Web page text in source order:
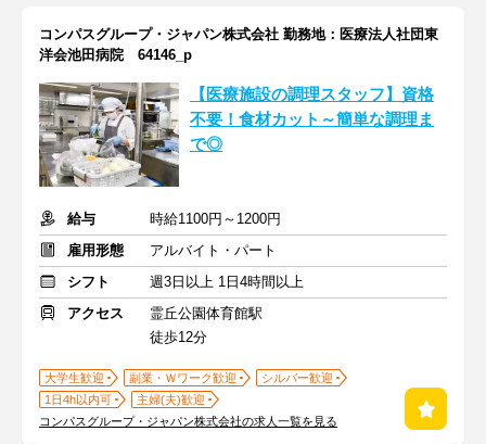
コンパスグループ・ジャパン株式会社 勤務地：医療法人社団東
洋会池田病院 64146_p
【医療施設の調理スタッフ】資格
不要！食材カット～簡単な調理ま
で◎
給与
時給1100円～1200円
雇用形態
アルバイト・パート
シフト
週3日以上 1日4時間以上
アクセス
霊丘公園体育館駅
徒歩12分
大学生歓迎 副業・Ｗワーク歓迎
シルバー歓迎
1日4h以内可
主婦(夫)歓迎
コンパスグループ・ジャパン株式会社の求人一覧を見る